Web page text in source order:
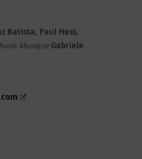
Batista, Paul Hess,
Musique Gabriele